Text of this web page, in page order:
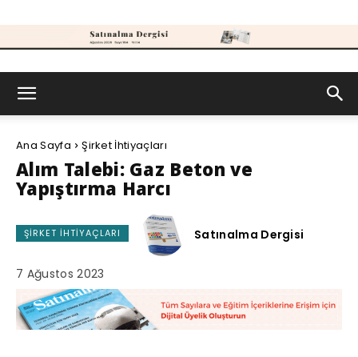
Ana Sayfa Şirket İhtiyaçları
Alım Talebi: Gaz Beton ve
Yapıştırma Harcı
ŞIRKET İHTIYAÇLARI Satınalma Dergisi
7 Ağustos 2023